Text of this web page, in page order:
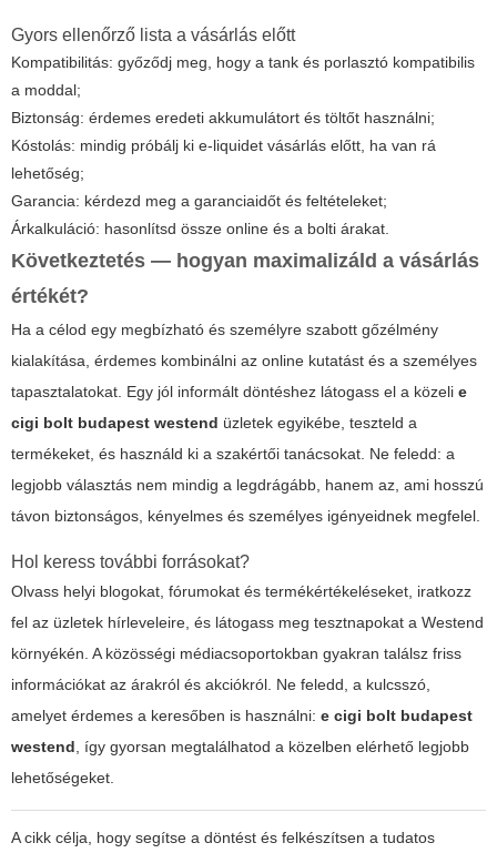
Gyors ellenőrző lista a vásárlás előtt
Kompatibilitás: győződj meg, hogy a tank és porlasztó kompatibilis
a moddal;
Biztonság: érdemes eredeti akkumulátort és töltőt használni;
Kóstolás: mindig próbálj ki e-liquidet vásárlás előtt, ha van rá
lehetőség;
Garancia: kérdezd meg a garanciaidőt és feltételeket;
Árkalkuláció: hasonlítsd össze online és a bolti árakat.
Következtetés — hogyan maximalizáld a vásárlás
értékét?
Ha a célod egy megbízható és személyre szabott gőzélmény
kialakítása, érdemes kombinálni az online kutatást és a személyes
tapasztalatokat. Egy jól informált döntéshez látogass el a közeli e
cigi bolt budapest westend üzletek egyikébe, teszteld a
termékeket, és használd ki a szakértői tanácsokat. Ne feledd: a
legjobb választás nem mindig a legdrágább, hanem az, ami hosszú
távon biztonságos, kényelmes és személyes igényeidnek megfelel.
Hol keress további forrásokat?
Olvass helyi blogokat, fórumokat és termékértékeléseket, iratkozz
fel az üzletek hírleveleire, és látogass meg tesztnapokat a Westend
környékén. A közösségi médiacsoportokban gyakran találsz friss
információkat az árakról és akciókról. Ne feledd, a kulcsszó,
amelyet érdemes a keresőben is használni: e cigi bolt budapest
westend , így gyorsan megtalálhatod a közelben elérhető legjobb
lehetőségeket.
A cikk célja, hogy segítse a döntést és felkészítsen a tudatos